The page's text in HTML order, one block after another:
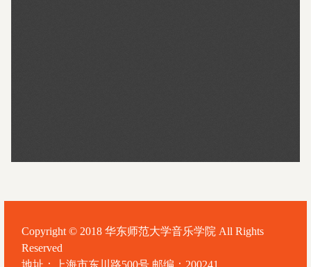
Copyright © 2018 华东师范大学音乐学院 All Rights
Reserved
地址：上海市东川路500号 邮编：200241